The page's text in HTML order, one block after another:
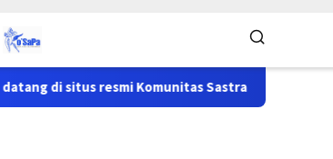
resmi Komunitas Sastra Papua ( Ko'Sapa )